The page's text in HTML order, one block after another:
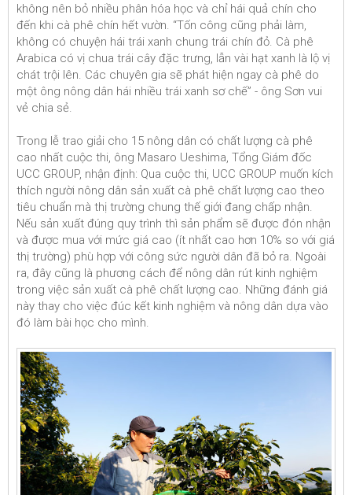
không nên bỏ nhiều phân hóa học và chỉ hái quả chín cho
đến khi cà phê chín hết vườn. “Tốn công cũng phải làm,
không có chuyện hái trái xanh chung trái chín đỏ. Cà phê
Arabica có vị chua trái cây đặc trưng, lẫn vài hạt xanh là lộ vị
chát trội lên. Các chuyên gia sẽ phát hiện ngay cà phê do
một ông nông dân hái nhiều trái xanh sơ chế” - ông Sơn vui
vẻ chia sẻ.
Trong lễ trao giải cho 15 nông dân có chất lượng cà phê
cao nhất cuộc thi, ông Masaro Ueshima, Tổng Giám đốc
UCC GROUP, nhận định: Qua cuộc thi, UCC GROUP muốn kích
thích người nông dân sản xuất cà phê chất lượng cao theo
tiêu chuẩn mà thị trường chung thế giới đang chấp nhận.
Nếu sản xuất đúng quy trình thì sản phẩm sẽ được đón nhận
và được mua với mức giá cao (ít nhất cao hơn 10% so với giá
thị trường) phù hợp với công sức người dân đã bỏ ra. Ngoài
ra, đây cũng là phương cách để nông dân rút kinh nghiệm
trong việc sản xuất cà phê chất lượng cao. Những đánh giá
này thay cho việc đúc kết kinh nghiệm và nông dân dựa vào
đó làm bài học cho mình.